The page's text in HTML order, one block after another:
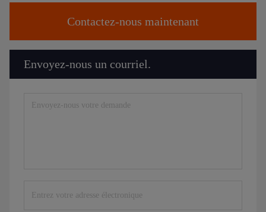
Contactez-nous maintenant
Envoyez-nous un courriel.